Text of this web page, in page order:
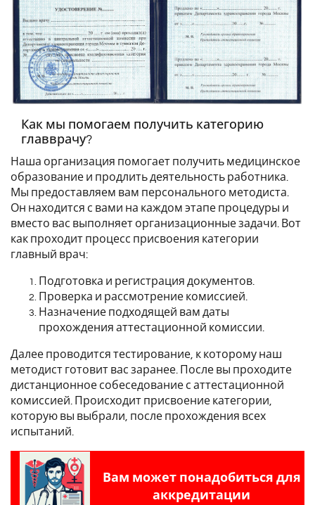
Как мы помогаем получить категорию
главврачу?
Наша организация помогает получить медицинское
образование и продлить деятельность работника.
Мы предоставляем вам персонального методиста.
Он находится с вами на каждом этапе процедуры и
вместо вас выполняет организационные задачи. Вот
как проходит процесс присвоения категории
главный врач:
Подготовка и регистрация документов.
Проверка и рассмотрение комиссией.
Назначение подходящей вам даты
прохождения аттестационной комиссии.
Далее проводится тестирование, к которому наш
методист готовит вас заранее. После вы проходите
дистанционное собеседование с аттестационной
комиссией. Происходит присвоение категории,
которую вы выбрали, после прохождения всех
испытаний.
Вам может понадобиться для
аккредитации